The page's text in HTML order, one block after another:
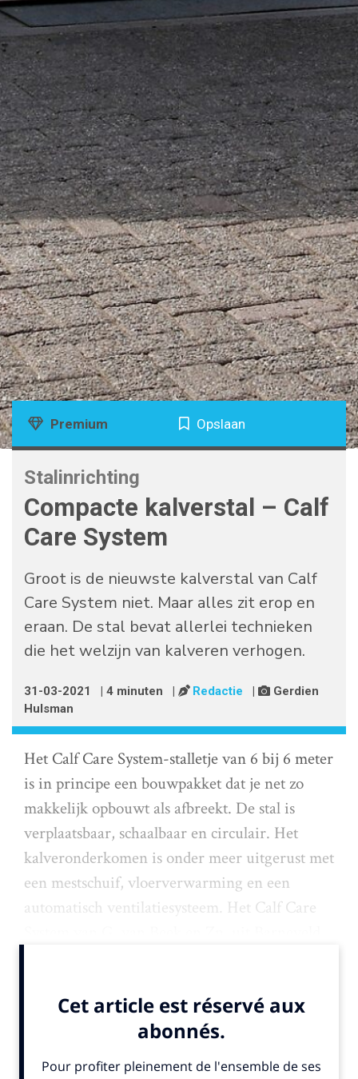
Premium Opslaan
Stalinrichting
Compacte kalverstal – Calf
Care System
Groot is de nieuwste kalverstal van Calf
Care System niet. Maar alles zit erop en
eraan. De stal bevat allerlei technieken
die het welzijn van kalveren verhogen.
31-03-2021 | 4 minuten | Redactie |
Gerdien
Hulsman
Het Calf Care System-stalletje van 6 bij 6 meter
is in principe een bouwpakket dat je net zo
makkelijk opbouwt als afbreekt. De stal is
verplaatsbaar, schaalbaar en circulair. Het
kalveronderkomen is onder meer uitgerust met
een mestschuif, vloerverwarming en een
automatisch ventilatiesysteem. Het Calf Care